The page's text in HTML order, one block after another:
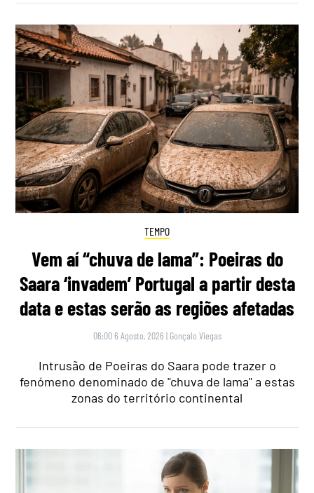
TEMPO
Vem aí “chuva de lama”: Poeiras do
Saara ‘invadem’ Portugal a partir desta
data e estas serão as regiões afetadas
06:00 6 Agosto, 2026 | Gonçalo Viegas
Intrusão de Poeiras do Saara pode trazer o
fenómeno denominado de "chuva de lama" a estas
zonas do território continental